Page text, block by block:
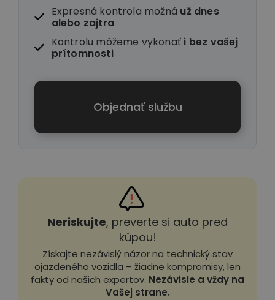
Expresná kontrola možná už dnes
alebo zajtra
Kontrolu môžeme vykonať i bez vašej
prítomnosti
Objednať službu
Neriskujte, preverte si auto pred
kúpou!
Získajte nezávislý názor na technický stav
ojazdeného vozidla – žiadne kompromisy, len
fakty od našich expertov. Nezávisle a vždy na
Vašej strane.